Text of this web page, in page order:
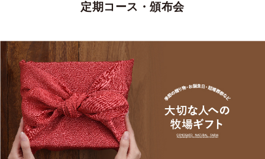
定期コース・頒布会